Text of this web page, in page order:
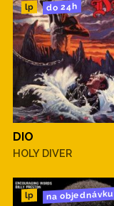
lp do 24h
DIO
HOLY DIVER
lp na objednávku